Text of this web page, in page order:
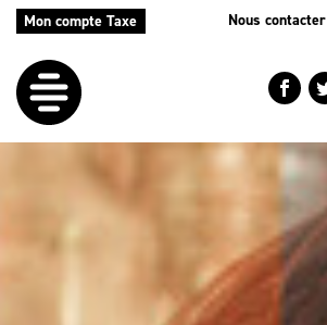
Mon compte Taxe Nous contacter
LEDÉFI
NOS
AIDES
ACTIONS